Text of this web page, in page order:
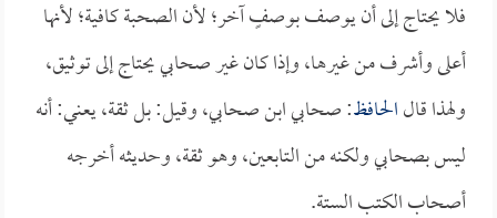
فلا يحتاج إلى أن يوصف بوصفٍ آخر؛ لأن الصحبة كافية؛ لأنها
أعلى وأشرف من غيرها، وإذا كان غير صحابي يحتاج إلى توثيق،
ولهذا قالالحافظ: صحابي ابن صحابي، وقيل: بل ثقة، يعني: أنه
ليس بصحابي ولكنه من التابعين، وهو ثقة، وحديثه أخرجه
أصحاب الكتب الستة.